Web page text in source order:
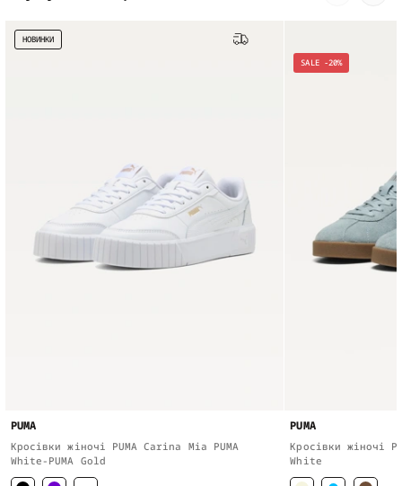
НОВИНКИ
PUMA
Кросівки жіночі PUMA Carina Mia PUMA
White-PUMA Gold
SALE -20%
PUMA
Кросівки жіночі
White